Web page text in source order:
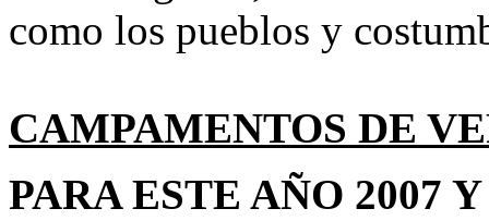
como los pueblos y
CAMPAMENTOS DE
PARA ESTE AÑO 2007